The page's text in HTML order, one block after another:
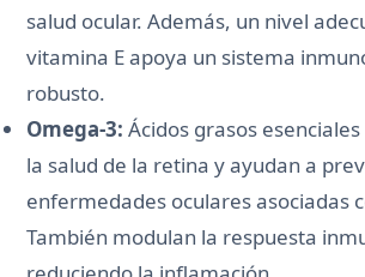
salud ocular. Además, un nivel
vitamina E apoya un sistema
robusto.
Omega-3: Ácidos grasos
la salud de la retina y ayudan a
enfermedades oculares asociadas
También modulan la respuesta